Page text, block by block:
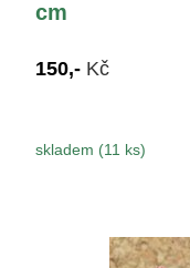
cm
150,- Kč
skladem (11 ks)